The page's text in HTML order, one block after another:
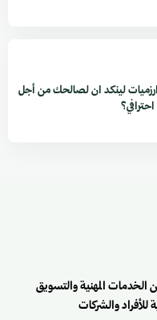
لينكد ان لصالحك من أجل
المهنية والتسويق
للأفراد والشركات